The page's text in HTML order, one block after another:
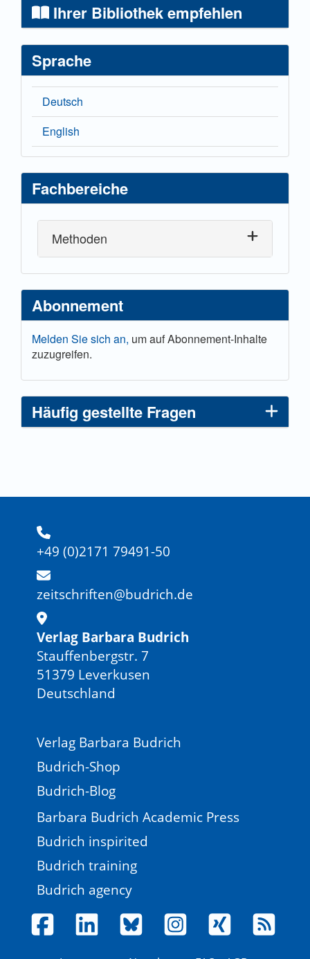
Ihrer Bibliothek empfehlen
Sprache
Deutsch
English
Fachbereiche
Methoden
Abonnement
Melden Sie sich an, um auf Abonnement-Inhalte
zuzugreifen.
Häufig gestellte Fragen
+49 (0)2171 79491-50
zeitschriften@budrich.de
Verlag Barbara Budrich
Stauffenbergstr. 7
51379 Leverkusen
Deutschland
Verlag Barbara Budrich
Budrich-Shop
Budrich-Blog
Barbara Budrich Academic Press
Budrich inspirited
Budrich training
Budrich agency